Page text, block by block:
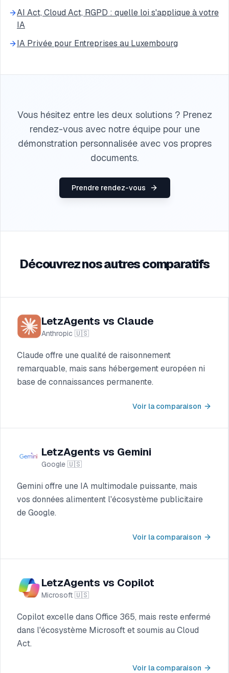
AI Act, Cloud Act, RGPD : quelle loi s'applique à votre
IA
IA Privée pour Entreprises au Luxembourg
Vous hésitez entre les deux solutions ? Prenez
rendez-vous avec notre équipe pour une
démonstration personnalisée avec vos propres
documents.
Prendre rendez-vous
Découvrez nos autres comparatifs
LetzAgents vs Claude
Anthropic 🇺🇸
Claude offre une qualité de raisonnement
remarquable, mais sans hébergement européen ni
base de connaissances permanente.
Voir la comparaison
LetzAgents vs Gemini
Google 🇺🇸
Gemini offre une IA multimodale puissante, mais
vos données alimentent l'écosystème publicitaire
de Google.
Voir la comparaison
LetzAgents vs Copilot
Microsoft 🇺🇸
Copilot excelle dans Office 365, mais reste enfermé
dans l'écosystème Microsoft et soumis au Cloud
Act.
Voir la comparaison